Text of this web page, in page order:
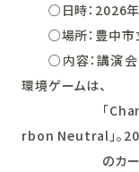
○日時：2026年6
○場所：豊中市
○内容：講演会と
環境ゲームは、
「Change
rbon Neutral」。
のカーボンニ